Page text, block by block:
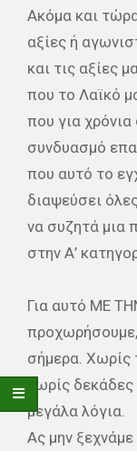
Ακόμα και
αξίες ή
και τις αξίες
που το Λαϊκό
που για
συνδυασμό
που αυτό το
διαψεύσει
να συζητά μια
στην Α’
Για αυτό ΜΕ
σήμερα. Χωρίς
χωρίς
μεγάλα λόγια.
Ας μην ξεχνάμε